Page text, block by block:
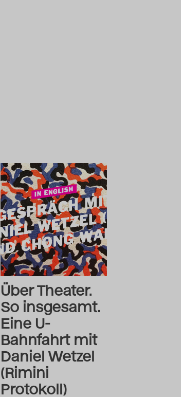
Über Theater.
So insgesamt.
Eine U-
Bahnfahrt mit
Daniel Wetzel
(Rimini
Protokoll)